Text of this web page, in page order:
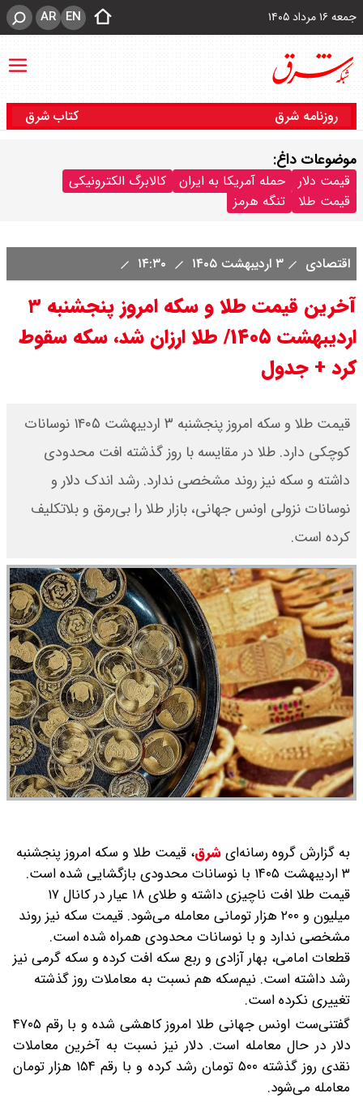
جمعه ۱۶ مرداد ۱۴۰۵ EN
AR
روزنامه شرق کتاب شرق
موضوعات داغ:
قیمت دلار حمله آمریکا به ایران
کالابرگ الکترونیکی
قیمت طلا
تنگه هرمز
اقتصادی ۳ اردیبهشت ۱۴۰۵
آخرین قیمت طلا و سکه امروز پنجشنبه ۳
اردیبهشت ۱۴۰۵/ طلا ارزان شد، سکه سقوط
کرد + جدول
​قیمت طلا و سکه امروز پنجشنبه ۳ اردیبهشت ۱۴۰۵ نوسانات
کوچکی دارد. طلا در مقایسه با روز گذشته افت محدودی
داشته و سکه نیز روند مشخصی ندارد. رشد اندک دلار و
نوسانات نزولی اونس جهانی، بازار طلا را بی‌رمق و بلاتکلیف
کرده است.
به گزارش گروه رسانه‌ایشرق، قیمت طلا و سکه امروز پنجشنبه
۳ اردیبهشت ۱۴۰۵ با نوسانات محدودی بازگشایی شده است.
قیمت طلا افت ناچیزی داشته و طلای ۱۸ عیار در کانال ۱۷
میلیون و ۲۰۰ هزار تومانی معامله می‌شود. قیمت سکه نیز روند
مشخصی ندارد و با نوسانات محدودی همراه شده است.
قطعات امامی، بهار آزادی و ربع سکه افت کرده و سکه گرمی نیز
رشد داشته است. نیم‌سکه هم نسبت به معاملات روز گذشته
تغییری نکرده است.
گفتنی‌ست اونس جهانی طلا امروز کاهشی شده و با رقم ۴۷۰۵
دلار در حال معامله است. دلار نیز نسبت به آخرین معاملات
نقدی روز گذشته ۵۰۰ تومان رشد کرده و با رقم ۱۵۴ هزار تومان
معامله می‌شود.